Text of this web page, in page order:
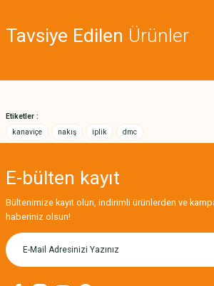
Ürün açıklamasında eksik bilgiler bulunuyor.
Tavsiye Edilen Ürünler
MIKNATISLI İĞNE TUTUCU-BAHAR
Etiketler :
kanaviçe
nakış iplik dmc
E-bülten kayıt
Bültenimize kayıt olun, indirimli ürünlerden ve
haberiniz olsun!